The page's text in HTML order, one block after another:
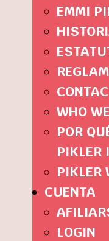
EMMI
WHO
POR
PIKLER
PIKLER
CUENTA
LOGIN